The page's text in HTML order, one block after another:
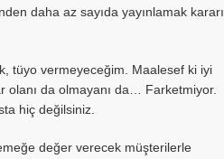
daha az sayıda yayınlamak kararı
tüyo vermeyeceğim. Maalesef ki iyi
da olmayanı da… Farketmiyor.
hiç değilsiniz.
değer verecek müşterilerle